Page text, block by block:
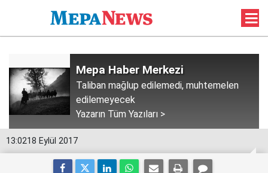
Mepa Haber Merkezi
Taliban mağlup edilemedi, muhtemelen
edilemeyecek
Yazarın Tüm Yazıları >
13:0218 Eylül 2017